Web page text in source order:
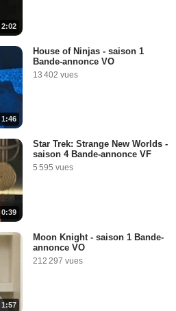
2:02
1:46
House of Ninjas - saison 1
Bande-annonce VO
13 402 vues
0:39
Star Trek: Strange New Worlds -
saison 4 Bande-annonce VF
5 595 vues
1:57
Moon Knight - saison 1 Bande-
annonce VO
212 297 vues